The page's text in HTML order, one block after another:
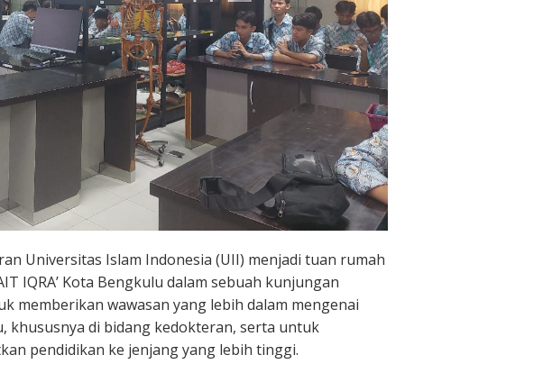
Universitas Islam Indonesia (UII) menjadi tuan rumah
IQRA’ Kota Bengkulu dalam sebuah kunjungan
memberikan wawasan yang lebih dalam mengenai
khususnya di bidang kedokteran, serta untuk
pendidikan ke jenjang yang lebih tinggi.